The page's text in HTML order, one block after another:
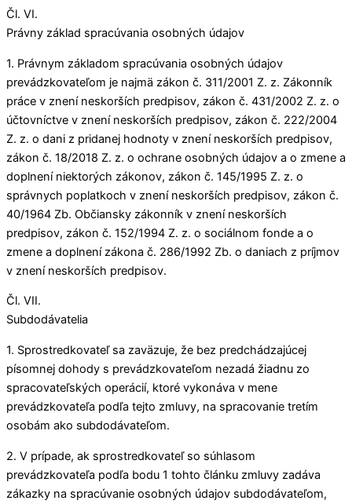
Čl. VI.
Právny základ spracúvania osobných údajov
1. Právnym základom spracúvania osobných údajov
prevádzkovateľom je najmä zákon č. 311/2001 Z. z. Zákonník
práce v znení neskorších predpisov, zákon č. 431/2002 Z. z. o
účtovníctve v znení neskorších predpisov, zákon č. 222/2004
Z. z. o dani z pridanej hodnoty v znení neskorších predpisov,
zákon č. 18/2018 Z. z. o ochrane osobných údajov a o zmene a
doplnení niektorých zákonov, zákon č. 145/1995 Z. z. o
správnych poplatkoch v znení neskorších predpisov, zákon č.
40/1964 Zb. Občiansky zákonník v znení neskorších
predpisov, zákon č. 152/1994 Z. z. o sociálnom fonde a o
zmene a doplnení zákona č. 286/1992 Zb. o daniach z príjmov
v znení neskorších predpisov.
Čl. VII.
Subdodávatelia
1. Sprostredkovateľ sa zaväzuje, že bez predchádzajúcej
písomnej dohody s prevádzkovateľom nezadá žiadnu zo
spracovateľských operácií, ktoré vykonáva v mene
prevádzkovateľa podľa tejto zmluvy, na spracovanie tretím
osobám ako subdodávateľom.
2. V prípade, ak sprostredkovateľ so súhlasom
prevádzkovateľa podľa bodu 1 tohto článku zmluvy zadáva
zákazky na spracúvanie osobných údajov subdodávateľom,